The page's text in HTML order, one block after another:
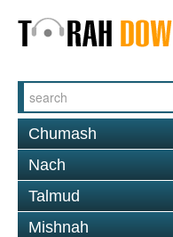
Chumash
Nach
Talmud
Mishnah